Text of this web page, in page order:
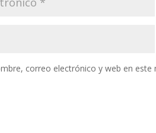
correo electrónico y web en